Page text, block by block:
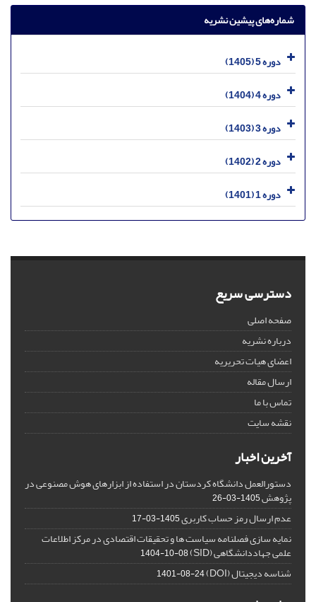
شماره‌های پیشین نشریه
دوره 5 (1405)
دوره 4 (1404)
دوره 3 (1403)
دوره 2 (1402)
دوره 1 (1401)
دسترسی سریع
صفحه اصلی
درباره نشریه
اعضای هیات تحریریه
ارسال مقاله
تماس با ما
نقشه سایت
آخرین اخبار
دستورالعمل دانشگاه کردستان در استفاده از ابزارهای هوش مصنوعی در
پژوهش1405-03-26
عدم ارسال رمز حساب کاربری1405-03-17
نمایه سازی فصلنامه سیاست ها و تحقیقات اقتصادی در مرکز اطلاعات
علمی جهاددانشگاهی (SID) 1404-10-08
شناسه دیجیتال (DOI) 1401-08-24